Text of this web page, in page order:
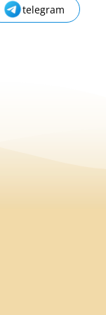
telegram